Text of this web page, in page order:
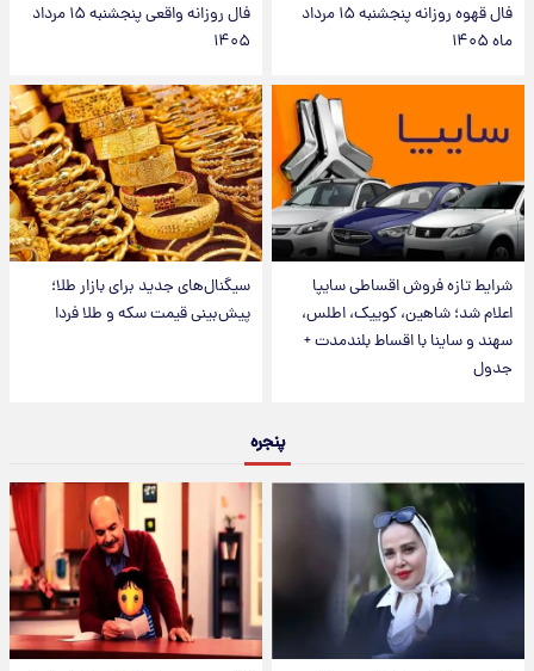
فال قهوه روزانه پنجشنبه ۱۵ مرداد
ماه ۱۴۰۵
فال روزانه واقعی پنجشنبه ۱۵ مرداد
۱۴۰۵
شرایط تازه فروش اقساطی سایپا
اعلام شد؛ شاهین، کوییک، اطلس،
سهند و ساینا با اقساط بلندمدت +
جدول
سیگنال‌های جدید برای بازار طلا؛
پیش‌بینی قیمت سکه و طلا فردا
پنجره